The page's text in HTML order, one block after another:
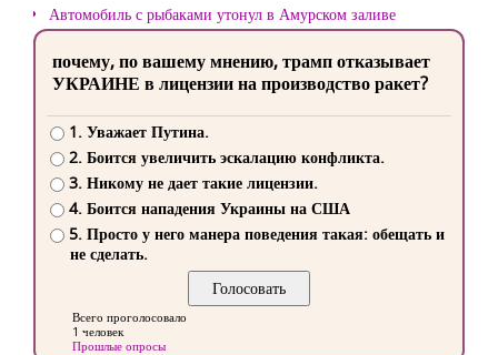
Автомобиль с рыбаками утонул в Амурском заливе
почему, по вашему мнению, трамп отказывает
УКРАИНЕ в лицензии на производство ракет?
1. Уважает Путина.
2. Боится увеличить эскалацию конфликта.
3. Никому не дает такие лицензии.
4. Боится нападения Украины на США
5. Просто у него манера поведения такая: обещать и
не сделать.
Всего проголосовало
1 человек
Прошлые опросы